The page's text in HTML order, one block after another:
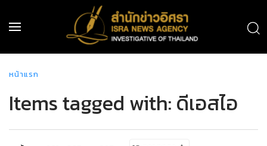
หน้าแรก
Items tagged with: ดีเอสไอ